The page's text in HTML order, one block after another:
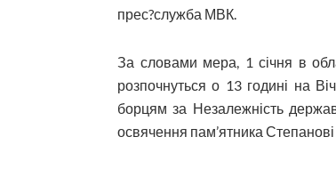
прес?служба МВК.
За словами мера, 1 січня в
розпочнуться о 13 годині на
борцям за Незалежність
освячення пам’ятника Степанові